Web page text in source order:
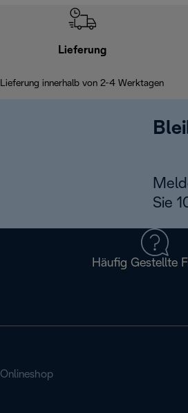
Lieferung
Lieferung innerhalb von 2-4 Werktagen
Sie
Häufig Gestellte
Onlineshop